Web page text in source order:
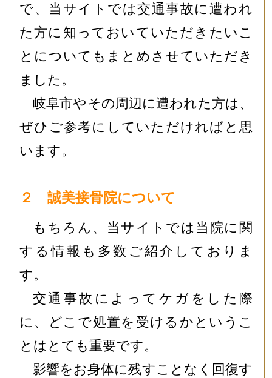
で、当サイトでは交通事故に遭われ
た方に知っておいていただきたいこ
とについてもまとめさせていただき
ました。
岐阜市やその周辺に遭われた方は、
ぜひご参考にしていただければと思
います。
２ 誠美接骨院について
もちろん、当サイトでは当院に関
する情報も多数ご紹介しておりま
す。
交通事故によってケガをした際
に、どこで処置を受けるかというこ
とはとても重要です。
影響をお身体に残すことなく回復す